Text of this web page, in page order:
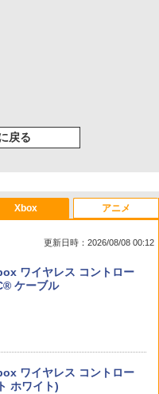
戻る
ン レイダース|オンライン
レイダース -Switch2
デジタル・エディション
Language: Japan
-PS5 【特典】
Xbox
更新日時：2026/08/08 00:12
ワイヤレス コントロー
ケーブル
ワイヤレス コントロー
ホワイト)
アニメ